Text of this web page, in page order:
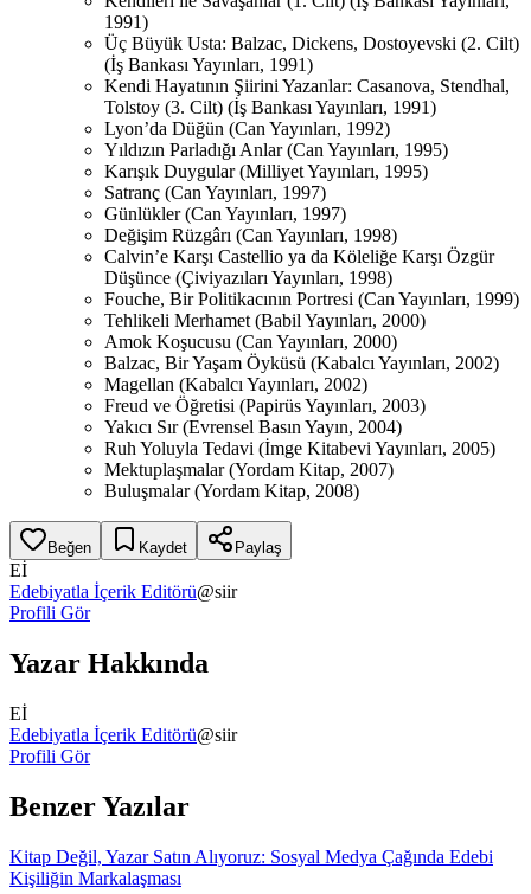
1991)
Üç Büyük Usta: Balzac, Dickens, Dostoyevski (2. Cilt)
(İş Bankası Yayınları, 1991)
Kendi Hayatının Şiirini Yazanlar: Casanova, Stendhal,
Tolstoy (3. Cilt) (İş Bankası Yayınları, 1991)
Lyon’da Düğün (Can Yayınları, 1992)
Yıldızın Parladığı Anlar (Can Yayınları, 1995)
Karışık Duygular (Milliyet Yayınları, 1995)
Satranç (Can Yayınları, 1997)
Günlükler (Can Yayınları, 1997)
Değişim Rüzgârı (Can Yayınları, 1998)
Calvin’e Karşı Castellio ya da Köleliğe Karşı Özgür
Düşünce (Çiviyazıları Yayınları, 1998)
Fouche, Bir Politikacının Portresi (Can Yayınları, 1999)
Tehlikeli Merhamet (Babil Yayınları, 2000)
Amok Koşucusu (Can Yayınları, 2000)
Balzac, Bir Yaşam Öyküsü (Kabalcı Yayınları, 2002)
Magellan (Kabalcı Yayınları, 2002)
Freud ve Öğretisi (Papirüs Yayınları, 2003)
Yakıcı Sır (Evrensel Basın Yayın, 2004)
Ruh Yoluyla Tedavi (İmge Kitabevi Yayınları, 2005)
Mektuplaşmalar (Yordam Kitap, 2007)
Buluşmalar (Yordam Kitap, 2008)
Beğen Kaydet Paylaş
Eİ
Edebiyatla İçerik Editörü@siir
Profili Gör
Yazar Hakkında
Eİ
Edebiyatla İçerik Editörü@siir
Profili Gör
Benzer Yazılar
Kitap Değil, Yazar Satın Alıyoruz: Sosyal Medya Çağında Edebi
Kişiliğin Markalaşması